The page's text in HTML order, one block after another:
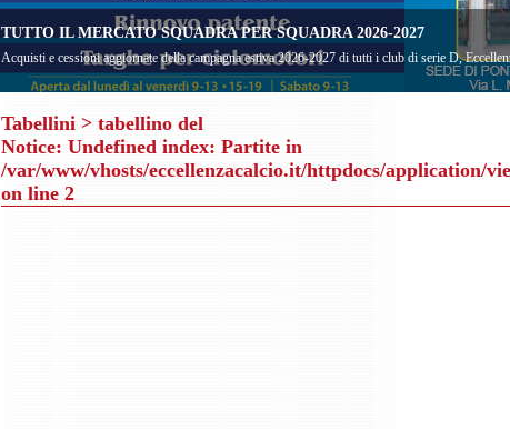
TUTTO IL MERCATO SQUADRA PER SQUADRA 2026-2027
Acquisti e cessioni aggiornate della campagna estiva 2026-2027 di tutti i club di serie D,
Tabellini > tabellino del
Notice: Undefined index: Partite in
/var/www/vhosts/eccellenzacalcio.it/httpdocs/application/
on line 2